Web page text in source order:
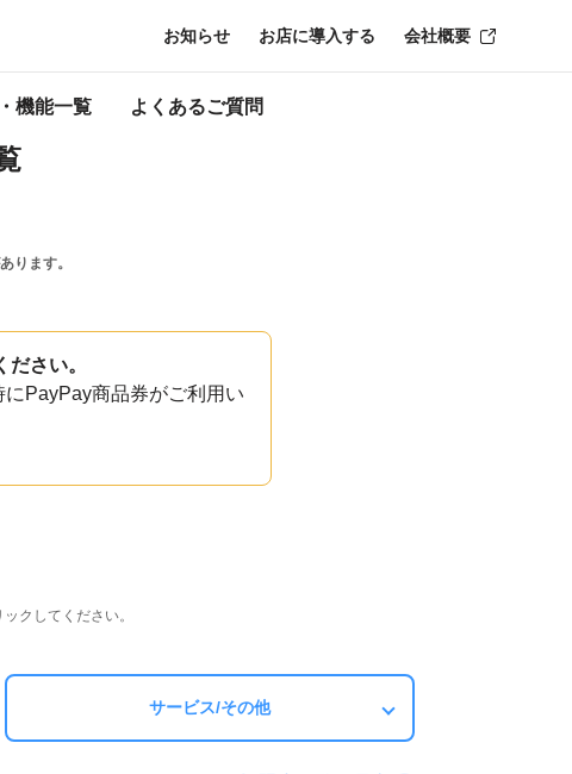
機能一覧 よくあるご質問
お知らせ お店に導入する 会社概要
ります。
さい。
PayPay商品券がご利用い
クしてください。
サービス/その他